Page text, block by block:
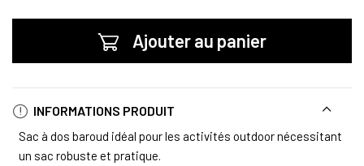
Ajouter au panier
INFORMATIONS PRODUIT
Sac à dos baroud idéal pour les activités outdoor nécessitant
un sac robuste et pratique.